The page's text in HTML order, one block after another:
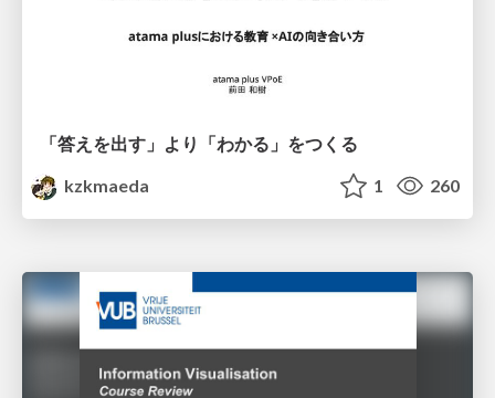
「答えを出す」より「わかる」をつくる
kzkmaeda
1 260